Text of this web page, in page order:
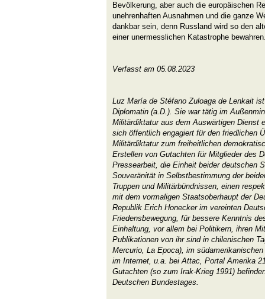
Bevölkerung, aber auch die europäischen
unehrenhaften Ausnahmen und die ganze
dankbar sein, denn Russland wird so den
einer unermesslichen Katastrophe
Verfasst am 05.08.2023
Luz María de Stéfano Zuloaga de Lenkait
Diplomatin (a.D.). Sie war tätig im
Militärdiktatur aus dem Auswärtigen Dienst
sich öffentlich engagiert für den friedlichen
Militärdiktatur zum freiheitlichen
Erstellen von Gutachten für Mitglieder des
Pressearbeit, die Einheit beider deutschen
Souveränität in Selbstbestimmung der
Truppen und Militärbündnissen, einen
mit dem vormaligen Staatsoberhaupt der
Republik Erich Honecker im vereinten
Friedensbewegung, für bessere Kenntnis
Einhaltung, vor allem bei Politikern, ihren
Publikationen von ihr sind in chilenischen
Mercurio, La Epoca), im
im Internet, u.a. bei Attac, Portal Amerika
Gutachten (so zum Irak-Krieg 1991)
Deutschen Bundestages.